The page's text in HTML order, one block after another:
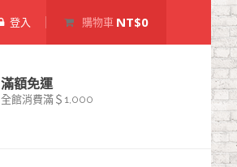
登入 購物車 NT$0
滿額免運
全館消費滿＄1,000